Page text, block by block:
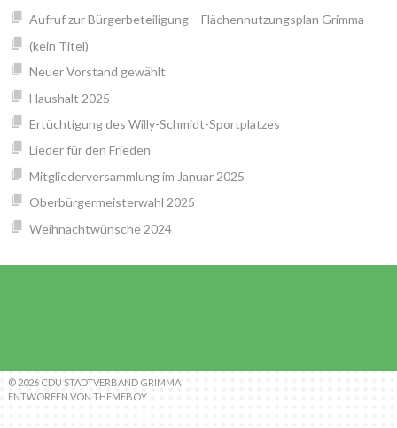
Aufruf zur Bürgerbeteiligung – Flächennutzungsplan Grimma
(kein Titel)
Neuer Vorstand gewählt
Haushalt 2025
Ertüchtigung des Willy-Schmidt-Sportplatzes
Lieder für den Frieden
Mitgliederversammlung im Januar 2025
Oberbürgermeisterwahl 2025
Weihnachtwünsche 2024
© 2026 CDU STADTVERBAND GRIMMA
ENTWORFEN VON THEMEBOY